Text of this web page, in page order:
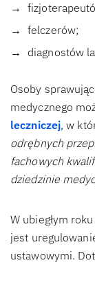
felczerów;
diagnostów
Osoby
medycznego
leczniczej, w
odrębnych
fachowych
dziedzinie
W ubiegłym
jest
ustawowymi.